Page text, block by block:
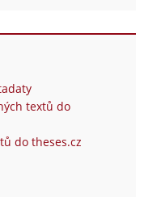
textů do
do theses.cz